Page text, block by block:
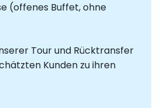
(offenes Buffet, ohne
Tour und Rücktransfer
Kunden zu ihren